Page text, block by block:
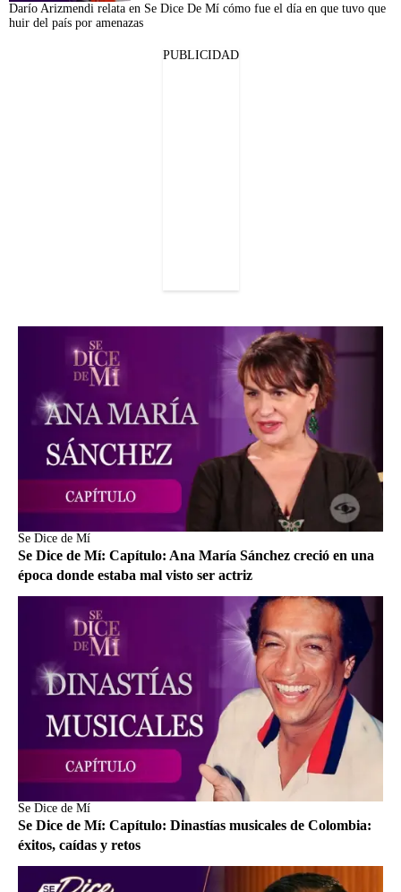
Darío Arizmendi relata en Se Dice De Mí cómo fue el día en que tuvo que
huir del país por amenazas
PUBLICIDAD
Se Dice de Mí
Se Dice de Mí: Capítulo: Ana María Sánchez creció en una
época donde estaba mal visto ser actriz
Se Dice de Mí
Se Dice de Mí: Capítulo: Dinastías musicales de Colombia:
éxitos, caídas y retos